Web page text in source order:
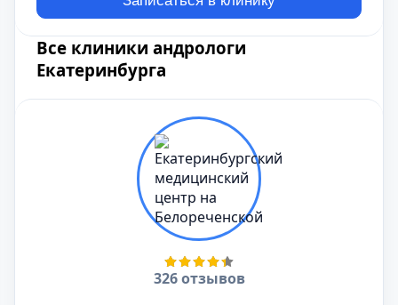
Все клиники андрологи
Екатеринбурга
326 отзывов